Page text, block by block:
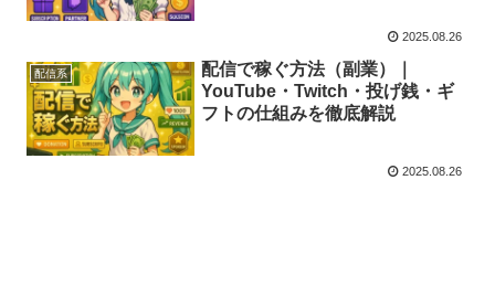
2025.08.26
配信系
配信で稼ぐ方法（副業）｜
YouTube・Twitch・投げ銭・ギ
フトの仕組みを徹底解説
2025.08.26